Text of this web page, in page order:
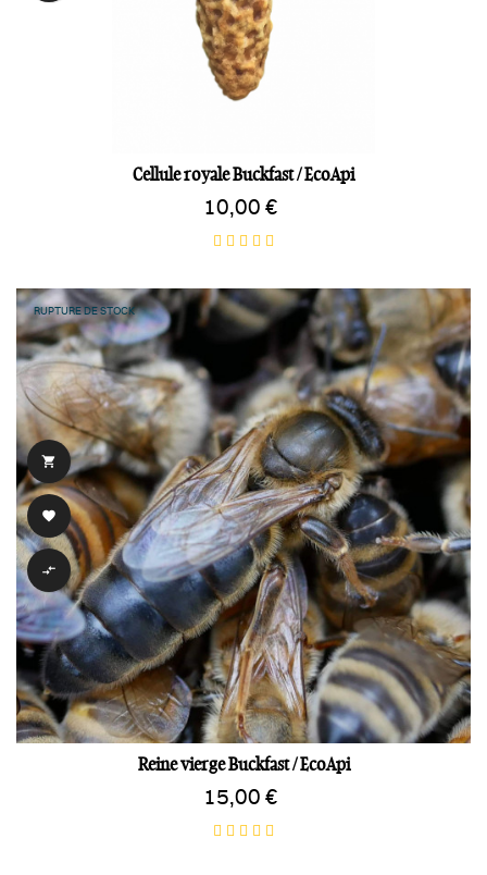
Cellule royale Buckfast / EcoApi
10,00 €
RUPTURE DE STOCK



Reine vierge Buckfast / EcoApi
15,00 €